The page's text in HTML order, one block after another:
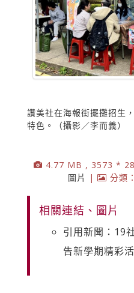
讚美社在海報街擺攤招生
特色。（攝影／李而義）
4.77 MB , 3573 *
圖片
| 分類：
相關連結、圖片
引用新聞：19
告新學期精彩